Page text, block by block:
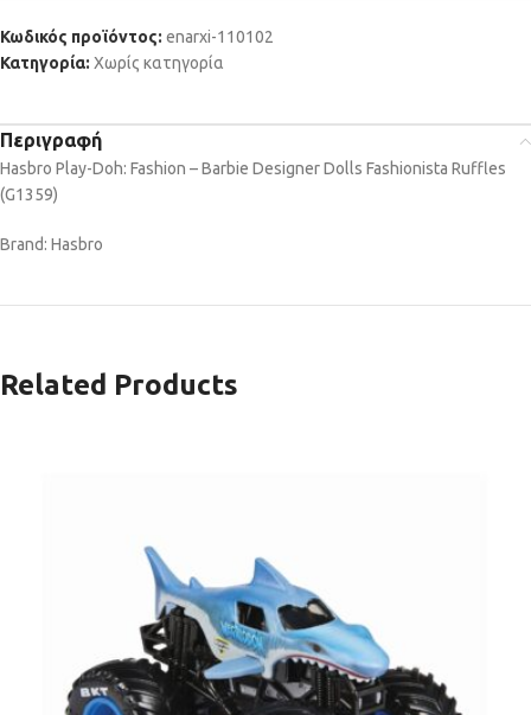
Κωδικός προϊόντος: enarxi-110102
Κατηγορία: Χωρίς κατηγορία
Περιγραφή
Hasbro Play-Doh: Fashion – Barbie Designer Dolls Fashionista Ruffles
(G1359)
Brand: Hasbro
Related Products